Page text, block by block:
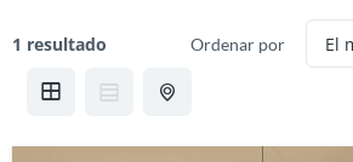
1 resultado Ordenar por